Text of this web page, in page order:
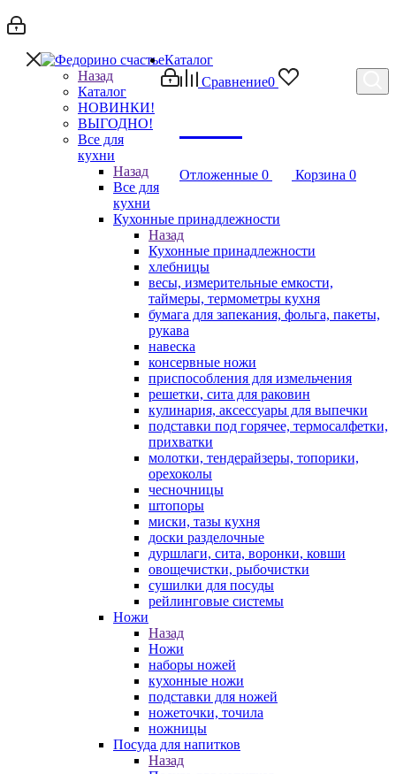
Сравнение0
Отложенные 0 Корзина 0
Каталог
Назад
Каталог
НОВИНКИ!
ВЫГОДНО!
Все для
кухни
Назад
Все для
кухни
Кухонные принадлежности
Назад
Кухонные принадлежности
хлебницы
весы, измерительные емкости,
таймеры, термометры кухня
бумага для запекания, фольга, пакеты,
рукава
навеска
консервные ножи
приспособления для измельчения
решетки, сита для раковин
кулинария, аксессуары для выпечки
подставки под горячее, термосалфетки,
прихватки
молотки, тендерайзеры, топорики,
орехоколы
чесночницы
штопоры
миски, тазы кухня
доски разделочные
дуршлаги, сита, воронки, ковши
овощечистки, рыбочистки
сушилки для посуды
рейлинговые системы
Ножи
Назад
Ножи
наборы ножей
кухонные ножи
подставки для ножей
ножеточки, точила
ножницы
Посуда для напитков
Назад